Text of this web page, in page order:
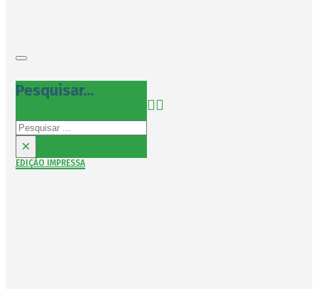
Pesquisar...
Pesquisar
×
EDIÇÃO IMPRESSA